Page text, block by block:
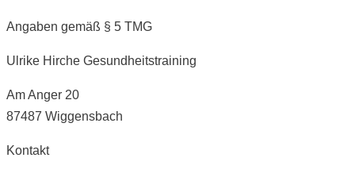
Angaben gemäß § 5 TMG
Ulrike Hirche Gesundheitstraining
Am Anger 20
87487 Wiggensbach
Kontakt